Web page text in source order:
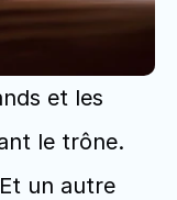
et les
le trône.
un autre